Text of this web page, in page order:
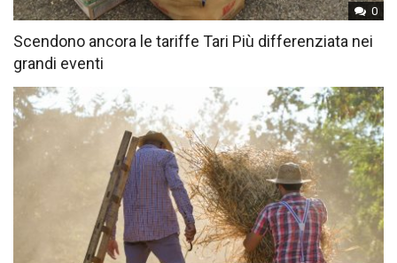
0
Scendono ancora le tariffe Tari Più differenziata nei
grandi eventi